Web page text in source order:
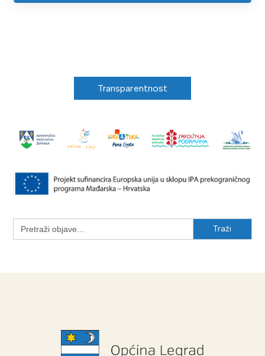
Transparentnost
Search
for: